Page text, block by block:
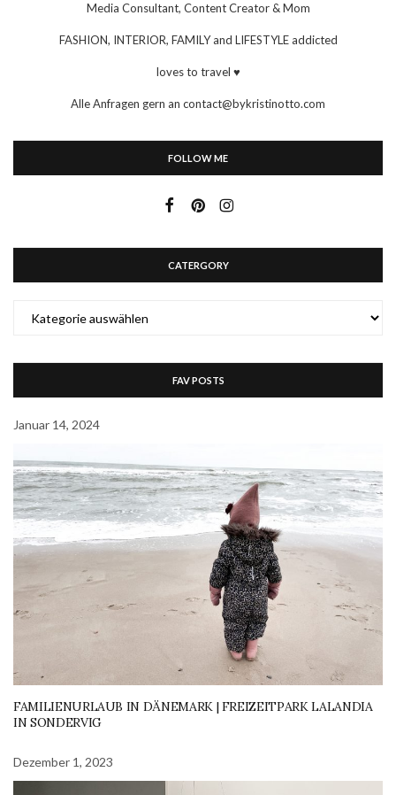
Media Consultant, Content Creator & Mom
FASHION, INTERIOR, FAMILY and LIFESTYLE addicted
loves to travel ♥
Alle Anfragen gern an contact@bykristinotto.com
FOLLOW ME
CATERGORY
FAV POSTS
Januar 14, 2024
FAMILIENURLAUB IN DÄNEMARK | FREIZEITPARK LALANDIA
IN SONDERVIG
Dezember 1, 2023